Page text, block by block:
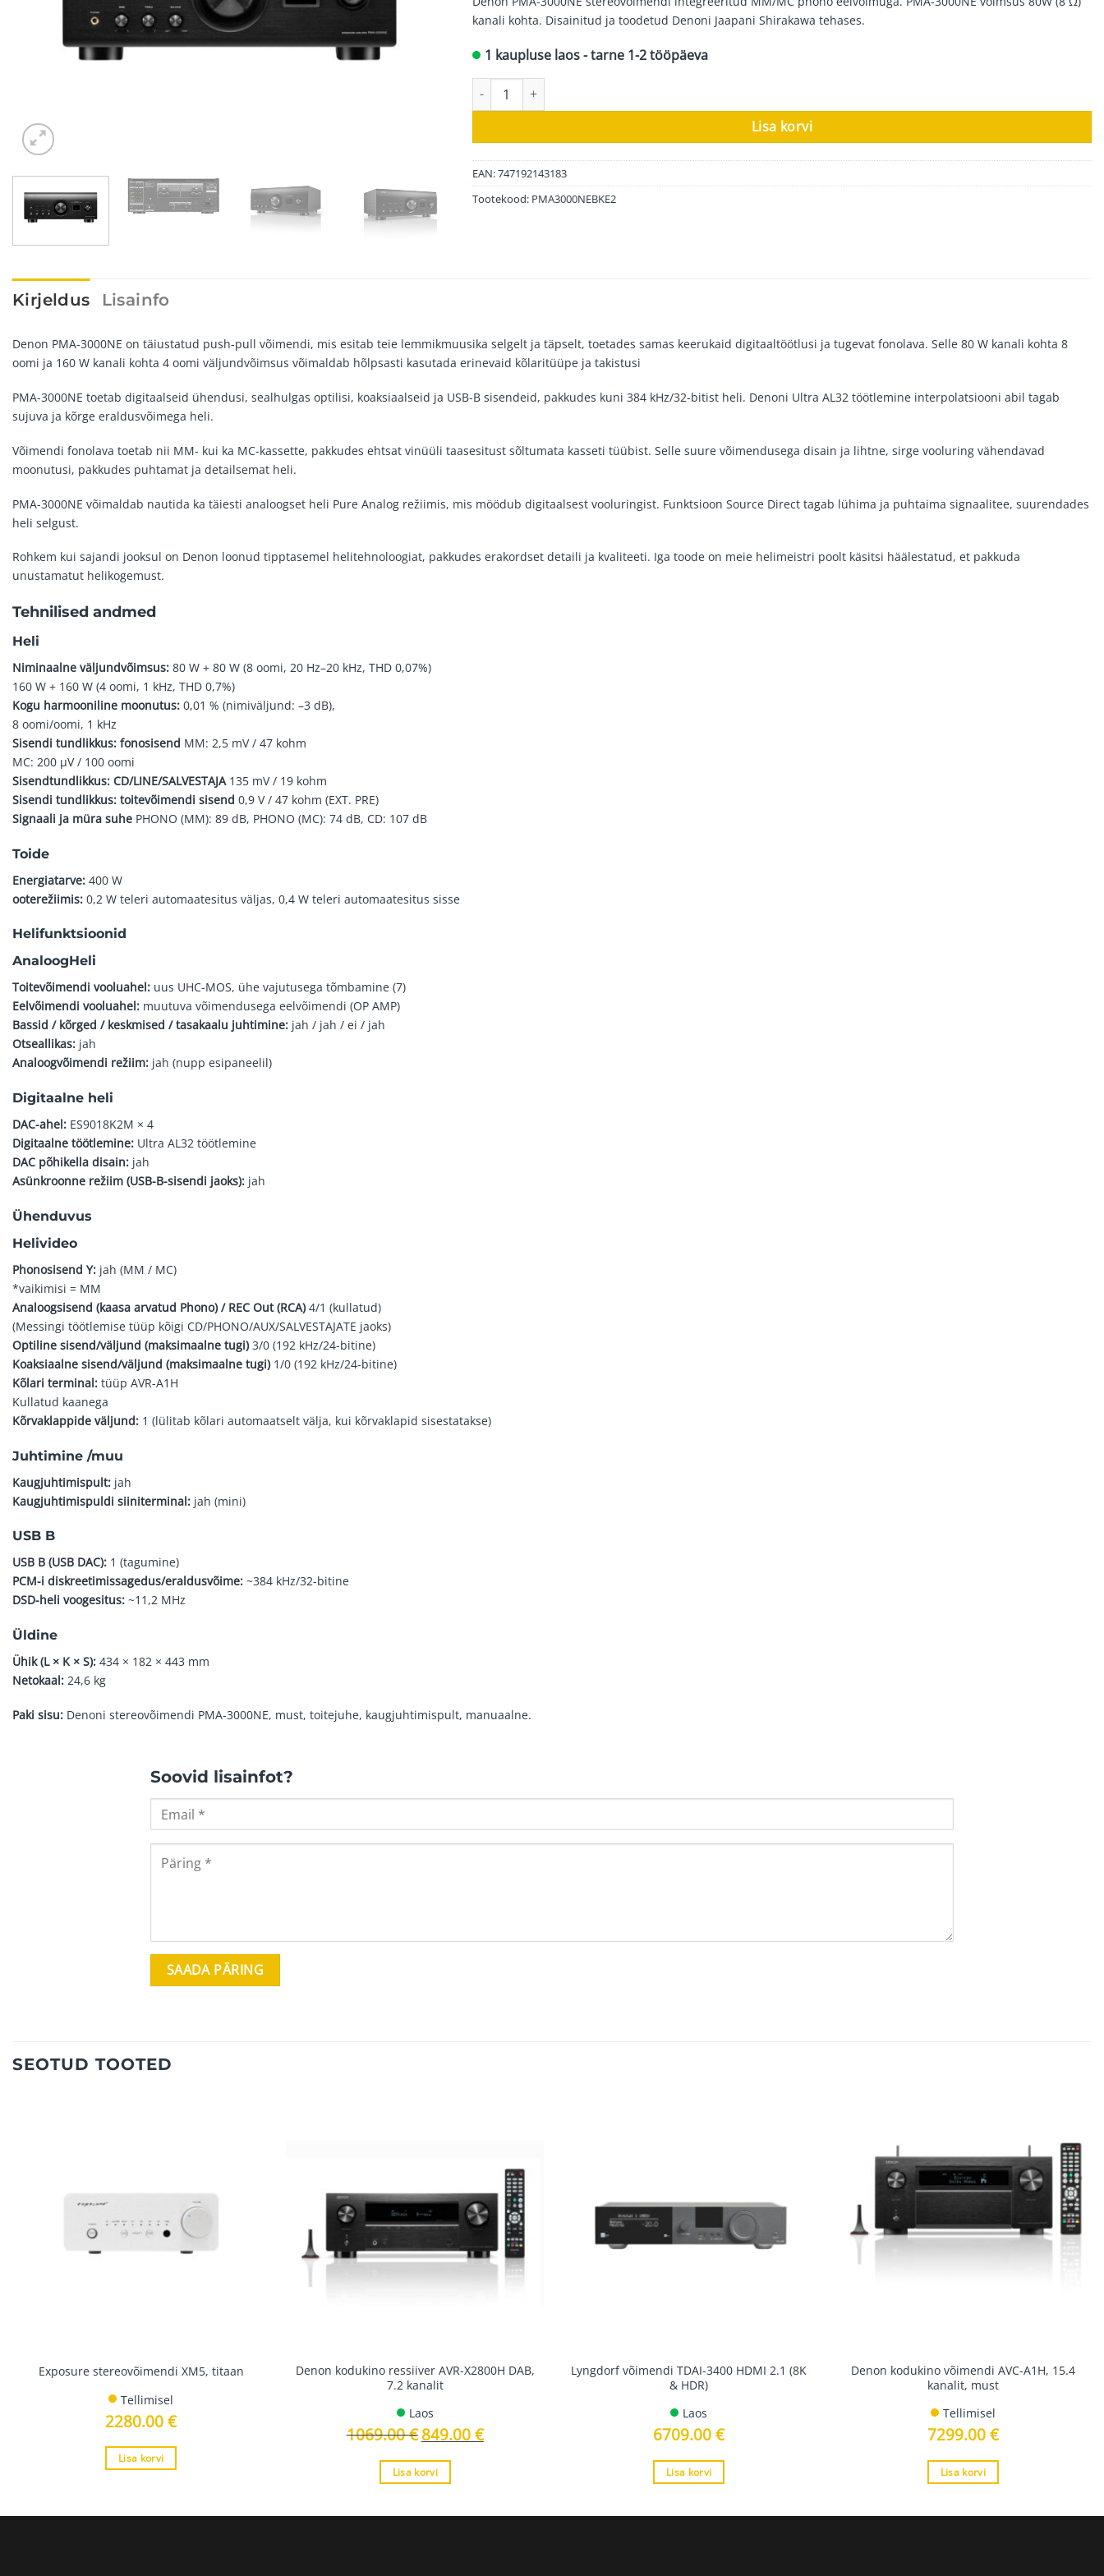
kanali kohta. Disainitud ja toodetud Denoni Jaapani Shirakawa tehases.
1 kaupluse laos - tarne 1-2 tööpäeva
Denon stereovõimendi PMA-3000NE, must kogus
Lisa korvi
EAN: 747192143183
Tootekood: PMA3000NEBKE2
Kirjeldus Lisainfo
Denon PMA-3000NE on täiustatud push-pull võimendi, mis esitab teie lemmikmuusika selgelt ja täpselt, toetades samas keerukaid digitaaltöötlusi ja tugevat fonolava. Selle 80 W kanali kohta 8
oomi ja 160 W kanali kohta 4 oomi väljundvõimsus võimaldab hõlpsasti kasutada erinevaid kõlaritüüpe ja takistusi
PMA-3000NE toetab digitaalseid ühendusi, sealhulgas optilisi, koaksiaalseid ja USB-B sisendeid, pakkudes kuni 384 kHz/32-bitist heli. Denoni Ultra AL32 töötlemine interpolatsiooni abil tagab
sujuva ja kõrge eraldusvõimega heli.
Võimendi fonolava toetab nii MM- kui ka MC-kassette, pakkudes ehtsat vinüüli taasesitust sõltumata kasseti tüübist. Selle suure võimendusega disain ja lihtne, sirge vooluring vähendavad
moonutusi, pakkudes puhtamat ja detailsemat heli.
PMA-3000NE võimaldab nautida ka täiesti analoogset heli Pure Analog režiimis, mis möödub digitaalsest vooluringist. Funktsioon Source Direct tagab lühima ja puhtaima signaalitee, suurendades
heli selgust.
Rohkem kui sajandi jooksul on Denon loonud tipptasemel helitehnoloogiat, pakkudes erakordset detaili ja kvaliteeti. Iga toode on meie helimeistri poolt käsitsi häälestatud, et pakkuda
unustamatut helikogemust.
Tehnilised andmed
Heli
Niminaalne väljundvõimsus: 80 W + 80 W (8 oomi, 20 Hz–20 kHz, THD 0,07%)
160 W + 160 W (4 oomi, 1 kHz, THD 0,7%)
Kogu harmooniline moonutus: 0,01 % (nimiväljund: –3 dB),
8 oomi/oomi, 1 kHz
Sisendi tundlikkus: fonosisend MM: 2,5 mV / 47 kohm
MC: 200 µV / 100 oomi
Sisendtundlikkus: CD/LINE/SALVESTAJA 135 mV / 19 kohm
Sisendi tundlikkus: toitevõimendi sisend 0,9 V / 47 kohm (EXT. PRE)
Signaali ja müra suhe PHONO (MM): 89 dB, PHONO (MC): 74 dB, CD: 107 dB
Toide
Energiatarve: 400 W
ooterežiimis: 0,2 W teleri automaatesitus väljas, 0,4 W teleri automaatesitus sisse
Helifunktsioonid
AnaloogHeli
Toitevõimendi vooluahel: uus UHC-MOS, ühe vajutusega tõmbamine (7)
Eelvõimendi vooluahel: muutuva võimendusega eelvõimendi (OP AMP)
Bassid / kõrged / keskmised / tasakaalu juhtimine: jah / jah / ei / jah
Otseallikas: jah
Analoogvõimendi režiim: jah (nupp esipaneelil)
Digitaalne heli
DAC-ahel: ES9018K2M × 4
Digitaalne töötlemine: Ultra AL32 töötlemine
DAC põhikella disain: jah
Asünkroonne režiim (USB-B-sisendi jaoks): jah
Ühenduvus
Helivideo
Phonosisend Y: jah (MM / MC)
*vaikimisi = MM
Analoogsisend (kaasa arvatud Phono) / REC Out (RCA)4/1 (kullatud)
(Messingi töötlemise tüüp kõigi CD/PHONO/AUX/SALVESTAJATE jaoks)
Optiline sisend/väljund (maksimaalne tugi)3/0 (192 kHz/24-bitine)
Koaksiaalne sisend/väljund (maksimaalne tugi)1/0 (192 kHz/24-bitine)
Kõlari terminal: tüüp AVR-A1H
Kullatud kaanega
Kõrvaklappide väljund: 1 (lülitab kõlari automaatselt välja, kui kõrvaklapid sisestatakse)
Juhtimine /muu
Kaugjuhtimispult: jah
Kaugjuhtimispuldi siiniterminal: jah (mini)
USB B
USB B (USB DAC): 1 (tagumine)
PCM-i diskreetimissagedus/eraldusvõime: ~384 kHz/32-bitine
DSD-heli voogesitus: ~11,2 MHz
Üldine
Ühik (L × K × S): 434 × 182 × 443 mm
Netokaal: 24,6 kg
Paki sisu: Denoni stereovõimendi PMA-3000NE, must, toitejuhe, kaugjuhtimispult, manuaalne.
Soovid lisainfot?
SEOTUD TOOTED
Exposure stereovõimendi XM5, titaan
Tellimisel
2280.00€
Lisa korvi
Denon kodukino ressiiver AVR-X2800H DAB,
7.2 kanalit
Laos
1069.00€ Algne
hind
1069.00 €.
849.00€Current
price
Lisa korvi
Lyngdorf võimendi TDAI-3400 HDMI 2.1 (8K
& HDR)
Laos
6709.00€
Lisa korvi
Denon kodukino võimendi AVC-A1H, 15.4
kanalit, must
Tellimisel
7299.00€
Lisa korvi